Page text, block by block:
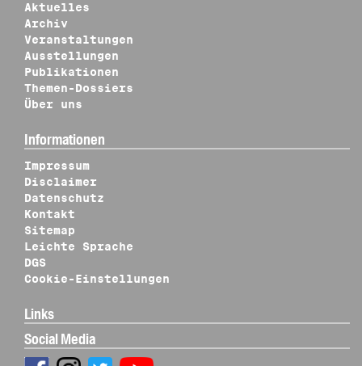
Aktuelles
Archiv
Veranstaltungen
Ausstellungen
Publikationen
Themen-Dossiers
Über uns
Informationen
Impressum
Disclaimer
Datenschutz
Kontakt
Sitemap
Leichte Sprache
DGS
Cookie-Einstellungen
Links
Social Media